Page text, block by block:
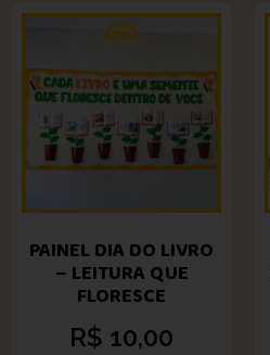
PAINEL DIA DO LIVRO
– LEITURA QUE
FLORESCE
R$ 10,00